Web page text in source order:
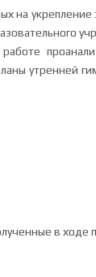
на укрепление
утренней
в ходе